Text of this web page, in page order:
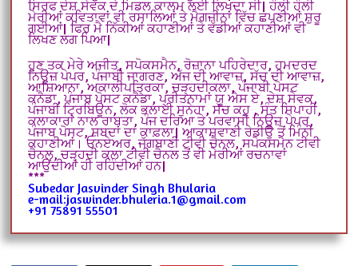
ਸਿਰਫ ਦੇਸ਼ ਸੇਵਕ ਦੇ ਮਿਡਲ ਕਾਲਮ ਲਈ ਲਿਖਦਾ ਸੀ| ਹੌਲੀ ਹੌਲੀ
ਮੇਰੀਆਂ ਕਵਿਤਾਵਾਂ ਵੀ ਰਸਾਲਿਆਂ ਤੇ ਮੈਗਜ਼ੀਨਾਂ ਵਿੱਚ ਛਪਣੀਆਂ ਸ਼ੁਰੂ
ਗਈਆਂ| ਫਿਰ ਮੈ ਨਿੱਕੀਆਂ ਕਹਾਣੀਆਂ ਤੇ ਵੱਡੀਆਂ ਕਹਾਣੀਆਂ ਵੀ
ਲਿਖਣ ਲਗ ਪਿਆ|
ਹੁਣ ਤਕ ਮੇਰੇ ਅਜੀਤ, ਸਪੋਕਸਮੈਨ, ਰੋਜ਼ਾਨਾ ਪਹਿਰੇਦਾਰ, ਹਮਦਰਦ
ਨਿਊਜ਼ ਪੇਪਰ, ਪੰਜਾਬੀ ਜਾਗਰਣ, ਅੱਜ ਦੀ ਆਵਾਜ਼, ਸੱਚ ਦੀ ਆਵਾਜ਼,
ਆਸ਼ਿਆਨਾ, ਅਕਾਲੀਪਤ੍ਰਿਕਾ, ਚੜ੍ਹਦੀਕਲਾ, ਪੰਜਾਬੀ ਪੋਸਟ
ਕਨੈਡਾ, ਪੰਜਾਬ ਪੋਸਟ ਕਨੈਡਾ, ਪ੍ਰੀਤਨਾਮਾਂ ਯੂ ਐਸ ਏ, ਦੇਸ਼ ਸੇਵਕ,
ਪੰਜਾਬੀ ਟ੍ਰਿਬਿਊਨ, ਲੋਕ ਭਲਾਈ ਸੁਨੇਹਾ, ਸੱਚ ਕਹੁ , ਸੰਤ ਸਿਪਾਹੀ,
ਕਲਾਕਾਰਾਂ ਨਾਲ ਰਾਬਤਾ, ਪੰਜ ਦਰਿਆ ਤੇ ਪਰਵਾਸੀ ਨਿਊਜ਼ ਪੇਪਰ,
ਪੰਜਾਬ ਪੋਸਟ, ਸ਼ਬਦਾਂ ਦਾ ਕਾਫ਼ਲਾ| ਆਕਾਸ਼ਵਾਣੀ ਰੇਡੀਉ ਤੋਂ ਮਿੰਨੀ
ਕਹਾਣੀਆਂ। ਓਨਏਅਰ, ਜੱਗਬਾਣੀ ਟੀਵੀ ਚੈਨਲ, ਸਪੋਕਸਮੈਨ ਟੀਵੀ
ਚੈਨਲ, ਚੜ੍ਹਦੀ ਕਲਾ ਟੀਵੀ ਚੈਨਲ ਤੋਂ ਵੀ ਮੇਰੀਆਂ ਰਚਨਾਵਾਂ
ਆਉਂਦੀਆਂ ਹੀ ਰਹਿੰਦੀਆਂ ਹਨ|
***
Subedar Jasvinder Singh Bhularia
e-mail:jaswinder.bhuleria.1@gmail.com
+91 75891 55501